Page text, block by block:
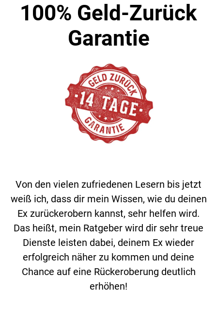
100% Geld-Zurück
Garantie
Von den vielen zufriedenen Lesern bis jetzt
weiß ich, dass dir mein Wissen, wie du deinen
Ex zurückerobern kannst, sehr helfen wird.
Das heißt, mein Ratgeber wird dir sehr treue
Dienste leisten dabei, deinem Ex wieder
erfolgreich näher zu kommen und deine
Chance auf eine Rückeroberung deutlich
erhöhen!